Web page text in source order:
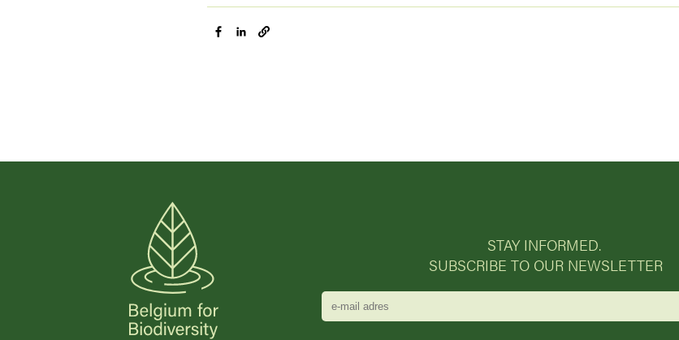
STAY INFORMED.
SUBSCRIBE TO OUR NEWSLETTER
e-
mail